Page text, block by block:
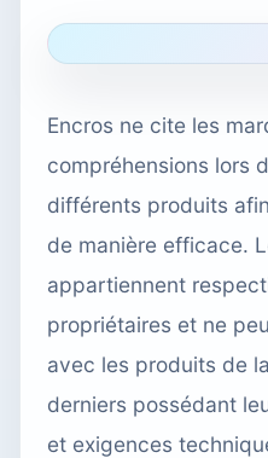
Encros ne cite les
compréhensions lors
différents produits
de manière efficace.
appartiennent
propriétaires et ne
avec les produits de
derniers possédant
et exigences